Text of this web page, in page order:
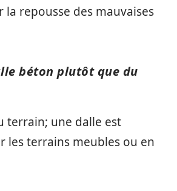
la repousse des mauvaises
béton plutôt que du
terrain; une dalle est
les terrains meubles ou en